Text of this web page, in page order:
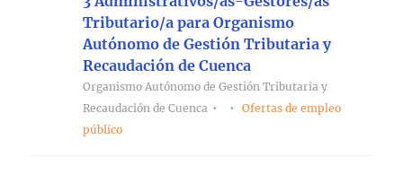
Tributario/a para Organismo
Autónomo de Gestión Tributaria y
Recaudación de Cuenca
Organismo Autónomo de Gestión Tributaria y
Recaudación de Cuenca
Ofertas de empleo
público